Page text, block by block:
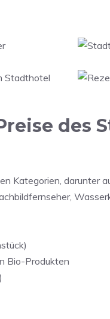
des
Kategorien, darunter
Bio-Produkten